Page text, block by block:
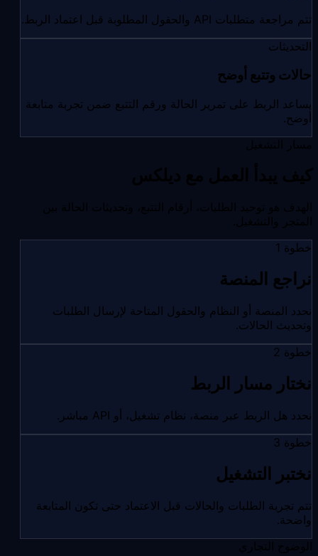
تتم مراجعة متطلبات API والحقول المطلوبة قبل اعتماد الربط.
التحديثات
حالات وتتبع أوضح
يساعد الربط على تمرير الحالة ورقم التتبع ضمن تجربة متابعة
أوضح.
خطوة 1
نراجع المنصة
نحدد المنصة أو النظام والحقول المتاحة لإرسال الطلبات
وتحديث الحالات.
خطوة 2
نختار مسار الربط
نحدد هل الربط عبر منصة، نظام تشغيل، أو API مباشر.
خطوة 3
نختبر التشغيل
تتم تجربة الطلبات والحالات قبل الاعتماد حتى تكون المتابعة
واضحة.